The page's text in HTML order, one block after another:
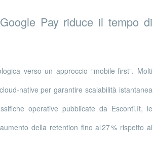
Pay riduce il tempo di
verso un approccio “mobile‑first”. Molti
per garantire scalabilità istantanea
operative pubblicate da Esconti.It, le
della retention fino al 27 % rispetto ai